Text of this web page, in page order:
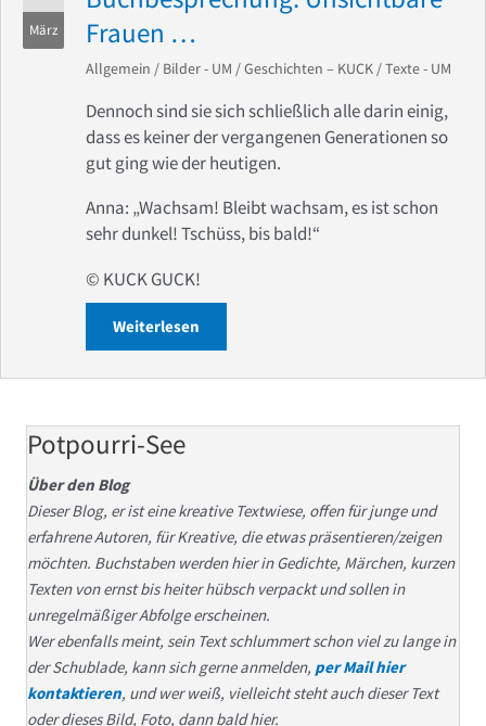
März
Frauen …
Allgemein / Bilder - UM /Geschichten – KUCK /Texte - UM
Dennoch sind sie sich schließlich alle darin einig,
dass es keiner der vergangenen Generationen so
gut ging wie der heutigen.
Anna: „Wachsam! Bleibt wachsam, es ist schon
sehr dunkel! Tschüss, bis bald!“
© KUCK GUCK!
Weiterlesen
Potpourri-See
Über den Blog
Dieser Blog, er ist eine kreative Textwiese, offen für junge und
erfahrene Autoren, für Kreative, die etwas präsentieren/zeigen
möchten. Buchstaben werden hier in Gedichte, Märchen, kurzen
Texten von ernst bis heiter hübsch verpackt und sollen in
unregelmäßiger Abfolge erscheinen.
Wer ebenfalls meint, sein Text schlummert schon viel zu lange in
der Schublade, kann sich gerne anmelden, per Mail hier
kontaktieren, und wer weiß, vielleicht steht auch dieser Text
oder dieses Bild, Foto, dann bald hier.